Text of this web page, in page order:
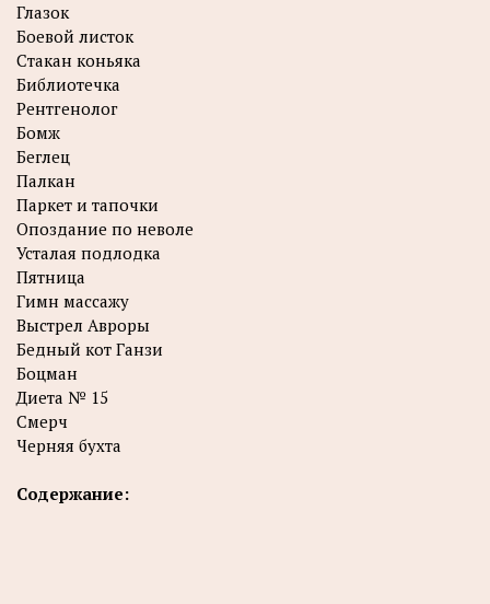
Глазок
Боевой листок
Стакан коньяка
Библиотечка
Рентгенолог
Бомж
Беглец
Палкан
Паркет и тапочки
Опоздание по неволе
Усталая подлодка
Пятница
Гимн массажу
Выстрел Авроры
Бедный кот Ганзи
Боцман
Диета № 15
Смерч
Черняя бухта
Содержание: